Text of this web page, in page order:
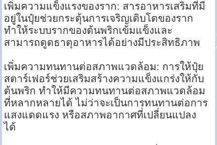
เพิ่มความแข็งแรงของราก: สารอาหารเสริมที่มี
อยู่ในปุ๋ยช่วยกระตุ้นการเจริญเติบโตของราก
ทำให้ระบบรากของต้นพริกเข้มแข็งและ
สามารถดูดธาตุอาหารได้อย่างมีประสิทธิภาพ
เพิ่มความทนทานต่อสภาพแวดล้อม: การให้ปุ๋ย
สตาร์เฟอร์ช่วยเสริมสร้างความแข็งแกร่งให้กับ
ต้นพริก ทำให้มีความทนทานต่อสภาพแวดล้อม
ที่หลากหลายได้ ไม่ว่าจะเป็นการทนทานต่อการ
แสงแดดแรง หรือสภาพอากาศที่เปลี่ยนแปลง
ได้